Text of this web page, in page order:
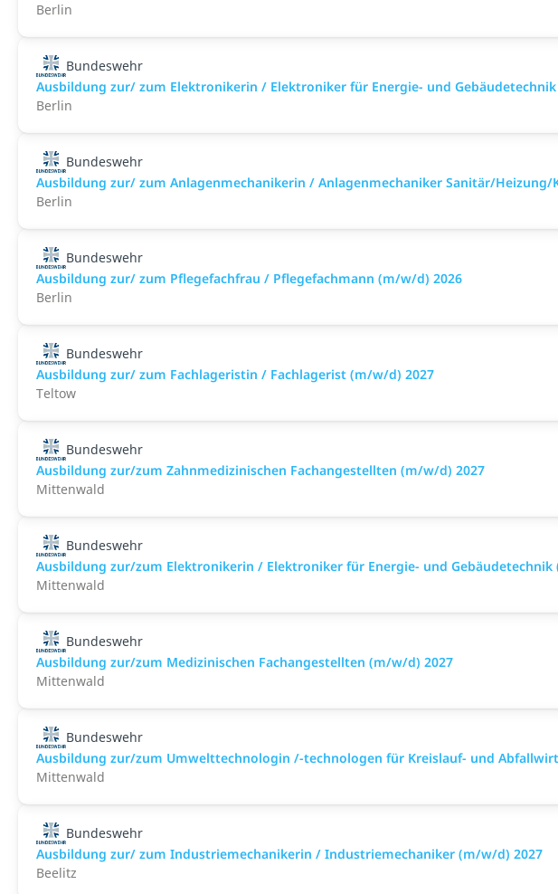
Berlin
Bundeswehr
Ausbildung zur/ zum Elektronikerin / Elektroniker für Energie- und
Berlin
Bundeswehr
Ausbildung zur/ zum Anlagenmechanikerin / Anlagenmechaniker Sanitär/
Berlin
Bundeswehr
Ausbildung zur/ zum Pflegefachfrau / Pflegefachmann (m/w/d) 2026
Berlin
Bundeswehr
Ausbildung zur/ zum Fachlageristin / Fachlagerist (m/w/d) 2027
Teltow
Bundeswehr
Ausbildung zur/zum Zahnmedizinischen Fachangestellten (m/w/d) 2027
Mittenwald
Bundeswehr
Ausbildung zur/zum Elektronikerin / Elektroniker für Energie- und Gebäudetechnik
Mittenwald
Bundeswehr
Ausbildung zur/zum Medizinischen Fachangestellten (m/w/d) 2027
Mittenwald
Bundeswehr
Ausbildung zur/zum Umwelttechnologin /-technologen für Kreislauf- und
Mittenwald
Bundeswehr
Ausbildung zur/ zum Industriemechanikerin / Industriemechaniker (m/w/d) 2027
Beelitz